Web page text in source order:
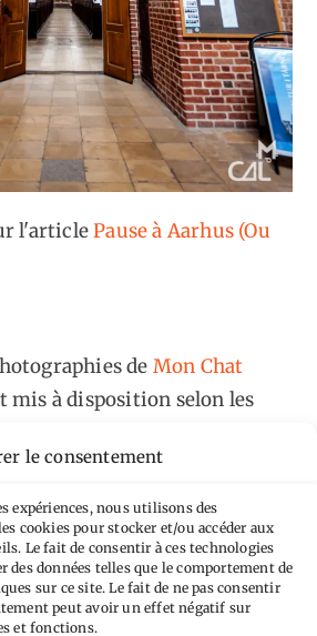
le consentement
expériences, nous utilisons des
cookies pour stocker et/ou accéder aux
Le fait de consentir à ces technologies
des données telles que le comportement de
sur ce site. Le fait de ne pas consentir
peut avoir un effet négatif sur
et fonctions.
l'articlePause à Aarhus (Ou
de Mon Chat
mis à disposition selon les
Commerciale -
4.0 International.
œuvre dehttps://mcalp.fr.